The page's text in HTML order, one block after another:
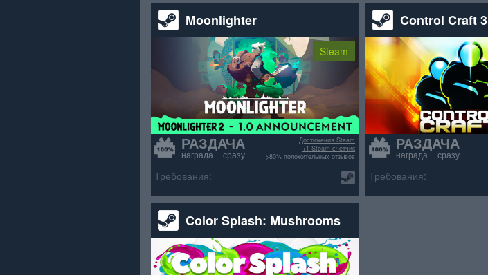
Moonlighter
Steam
РАЗДАЧА
награда сразу
Достижения Steam
+1 Steam счётчик
>80% положительных отзывов
Требования:
Control Craft 3
РАЗДАЧА
награда сразу
Требования:
Color Splash: Mushrooms